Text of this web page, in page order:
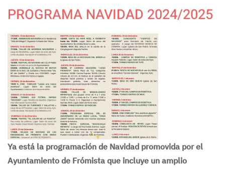
PROGRAMA NAVIDAD 2024/2025
Ya está la programación de Navidad promovida por el
Ayuntamiento de Frómista que incluye un amplio